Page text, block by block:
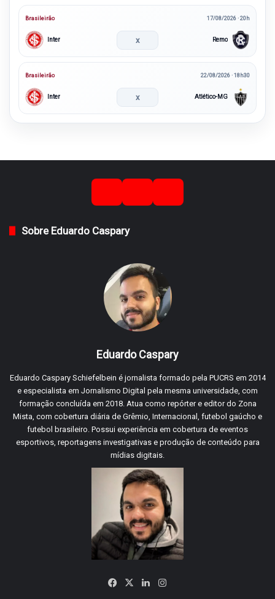
Brasileirão 17/08/2026 · 20h
Inter x Remo
Brasileirão 22/08/2026 · 18h30
Inter x Atlético-MG
Sobre Eduardo Caspary
Eduardo Caspary
Eduardo Caspary Schiefelbein é jornalista formado pela PUCRS em 2014
e especialista em Jornalismo Digital pela mesma universidade, com
formação concluída em 2018. Atua como repórter e editor do Zona
Mista, com cobertura diária de Grêmio, Internacional, futebol gaúcho e
futebol brasileiro. Possui experiência em cobertura de eventos
esportivos, reportagens investigativas e produção de conteúdo para
mídias digitais.
Facebook
X LinkedinInstagram